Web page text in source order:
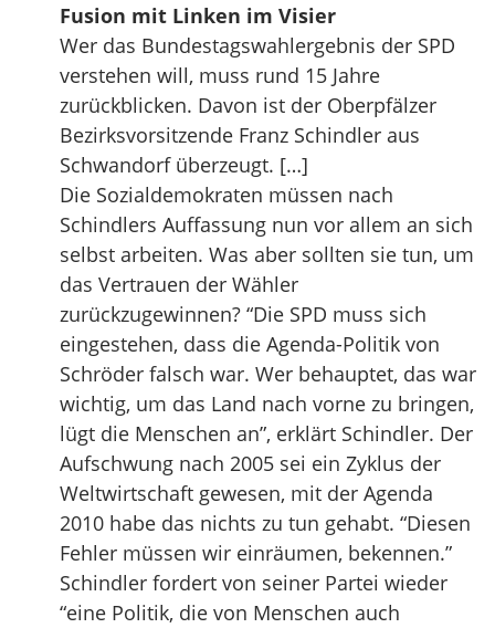
Fusion mit Linken im Visier
Wer das Bundestagswahlergebnis der SPD
verstehen will, muss rund 15 Jahre
zurückblicken. Davon ist der Oberpfälzer
Bezirksvorsitzende Franz Schindler aus
Schwandorf überzeugt. […]
Die Sozialdemokraten müssen nach
Schindlers Auffassung nun vor allem an sich
selbst arbeiten. Was aber sollten sie tun, um
das Vertrauen der Wähler
zurückzugewinnen? “Die SPD muss sich
eingestehen, dass die Agenda-Politik von
Schröder falsch war. Wer behauptet, das war
wichtig, um das Land nach vorne zu bringen,
lügt die Menschen an”, erklärt Schindler. Der
Aufschwung nach 2005 sei ein Zyklus der
Weltwirtschaft gewesen, mit der Agenda
2010 habe das nichts zu tun gehabt. “Diesen
Fehler müssen wir einräumen, bekennen.”
Schindler fordert von seiner Partei wieder
“eine Politik, die von Menschen auch